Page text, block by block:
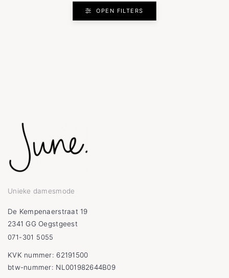
OPEN FILTERS
Unieke damesmode
De Kempenaerstraat 19
2341 GG Oegstgeest
071-301 5055
KVK nummer: 62191500
btw-nummer: NL001982644B09